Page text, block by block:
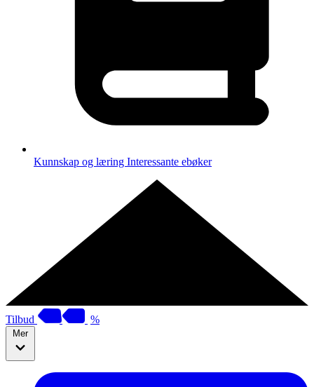
Kunnskap og læring Interessante ebøker
Tilbud %
Mer